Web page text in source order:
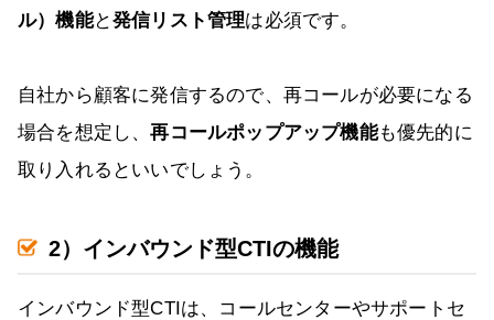
ル）機能と発信リスト管理は必須です。
自社から顧客に発信するので、再コールが必要になる
場合を想定し、再コールポップアップ機能も優先的に
取り入れるといいでしょう。
2）インバウンド型CTIの機能
インバウンド型CTIは、コールセンターやサポートセ